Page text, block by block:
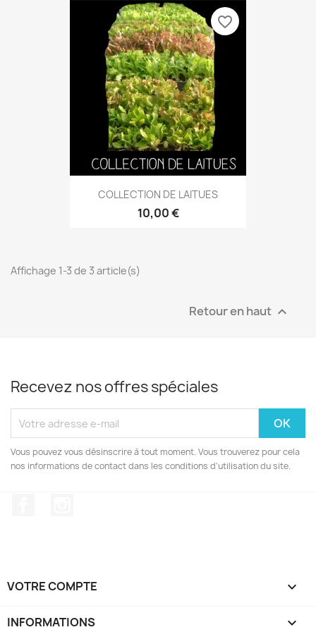
COLLECTION DE LAITUES
10,00 €
favorite_border
Affichage 1-3 de 3 article(s)
Retour en haut 
Recevez nos offres spéciales
Vous pouvez vous désinscrire à tout moment. Vous trouverez pour cela
nos informations de contact dans les conditions d'utilisation du site.
VOTRE COMPTE 
INFORMATIONS keyboard_arrow_down